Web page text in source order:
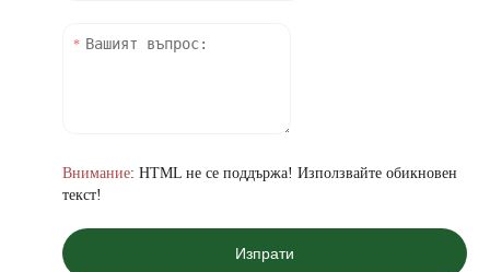
Внимание: HTML не се поддържа! Използвайте обикновен
текст!
Изпрати